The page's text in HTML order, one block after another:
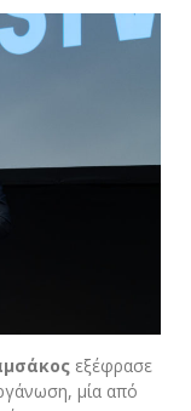
εξέφρασε
μία από